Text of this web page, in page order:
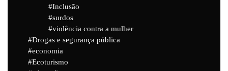
Inclusão
surdos
violência contra a mulher
Drogas e segurança pública
economia
Ecoturismo